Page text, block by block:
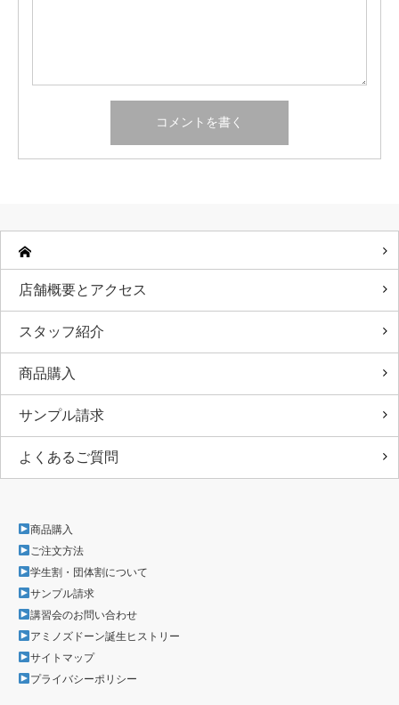
店舗概要とアクセス
スタッフ紹介
商品購入
サンプル請求
よくあるご質問
商品購入
ご注文方法
学生割・団体割について
サンプル請求
講習会のお問い合わせ
アミノズドーン誕生ヒストリー
サイトマップ
プライバシーポリシー